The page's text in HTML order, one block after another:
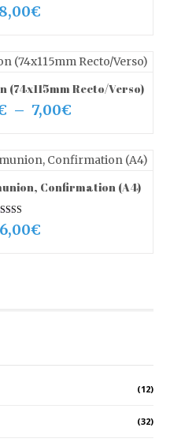
8,00€
VIEW MORE
Recto/Verso)
– 7,00€
0,70€
7,00€
VIEW MORE
Confirmation (A4)
Note
5.00
6,00€
(12)
(32)